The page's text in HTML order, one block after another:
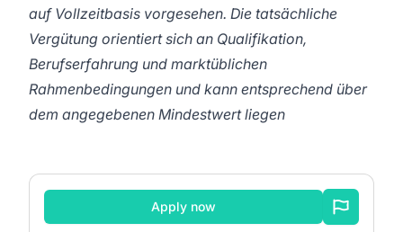
auf Vollzeitbasis vorgesehen. Die tatsächliche
Vergütung orientiert sich an Qualifikation,
Berufserfahrung und marktüblichen
Rahmenbedingungen und kann entsprechend über
dem angegebenen Mindestwert liegen
Apply now